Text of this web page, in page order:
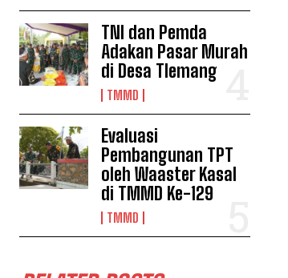
TNI dan Pemda
Adakan Pasar Murah
di Desa Tlemang
TMMD
Evaluasi
Pembangunan TPT
oleh Waaster Kasal
di TMMD Ke-129
TMMD